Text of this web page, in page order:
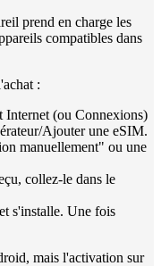
prend en charge les
compatibles dans
:
Internet (ou Connexions)
Ajouter une eSIM.
manuellement" ou une
collez-le dans le
s'installe. Une fois
mais l'activation sur